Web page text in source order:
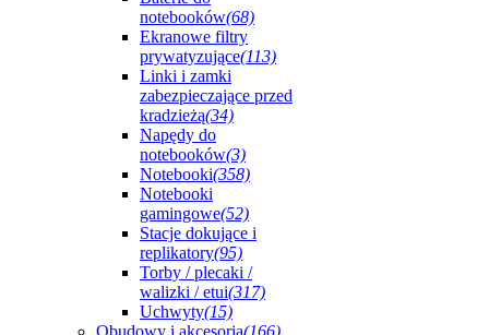
notebooków(68)
Ekranowe filtry
prywatyzujące(113)
Linki i zamki
zabezpieczające przed
kradzieżą(34)
Napędy do
notebooków(3)
Notebooki(358)
Notebooki
gamingowe(52)
Stacje dokujące i
replikatory(95)
Torby / plecaki /
walizki / etui(317)
Uchwyty(15)
Obudowy i akcesoria(166)